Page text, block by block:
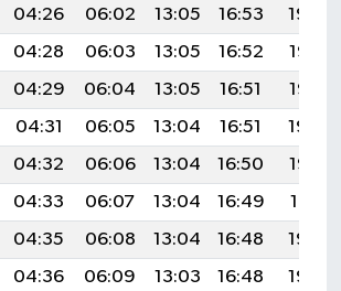
04:26 06:02 13:05 16:53
19:59
04:28 06:03 13:05 16:52
19:57
04:29 06:04 13:05 16:51
19:56
04:31 06:05 13:04 16:51
19:54
04:32 06:06 13:04 16:50
19:53
04:33 06:07 13:04 16:49
19:51
04:35 06:08 13:04 16:48
19:50
04:36 06:09 13:03 16:48 19:48